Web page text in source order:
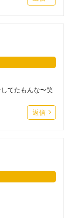
てたもんな〜笑
返信